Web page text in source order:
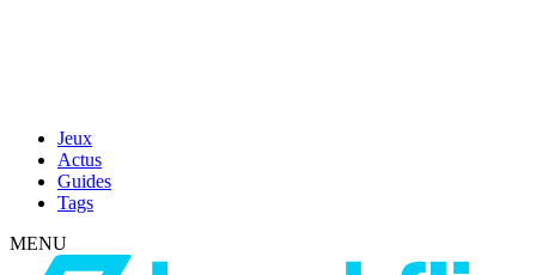
Jeux
Actus
Guides
Tags
MENU